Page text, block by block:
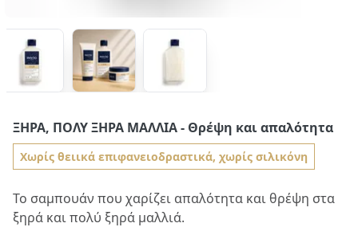
ΞΗΡΆ, ΠΟΛΎ ΞΗΡΆ ΜΑΛΛΙΆ- Θρέψη και απαλότητα
Χωρίς θειικά επιφανειοδραστικά, χωρίς σιλικόνη
Το σαμπουάν που χαρίζει απαλότητα και θρέψη στα
ξηρά και πολύ ξηρά μαλλιά.